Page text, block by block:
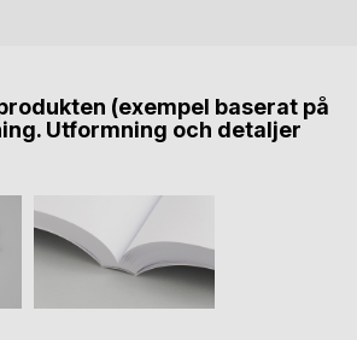
(exempel baserat på
Utformning och detaljer